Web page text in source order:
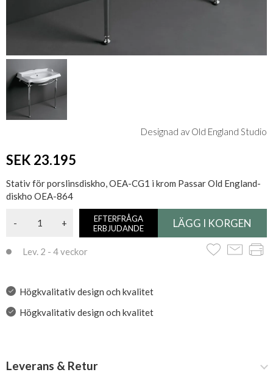
Designad av Old England Studio
SEK 23.195
Stativ för porslinsdiskho, OEA-CG1 i krom Passar Old England-
diskho OEA-864
- +
EFTERFRÅGA
ERBJUDANDE
Lev. 2 - 4 veckor
Högkvalitativ design och kvalitet
Högkvalitativ design och kvalitet
Leverans & Retur